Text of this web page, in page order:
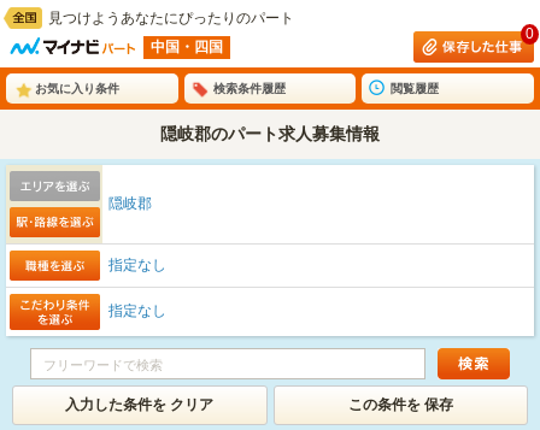
見つけようあなたにぴったりのパート
中国・四国
0
お気に入り条件 検索条件履歴 閲覧履歴
隠岐郡のパート求人募集情報
隠岐郡
指定なし
指定なし
入力した条件を クリア この条件を 保存